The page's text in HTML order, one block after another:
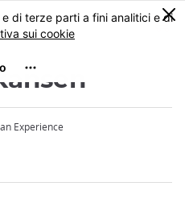
0
Experience